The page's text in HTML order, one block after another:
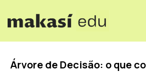
Árvore de Decisão: o que